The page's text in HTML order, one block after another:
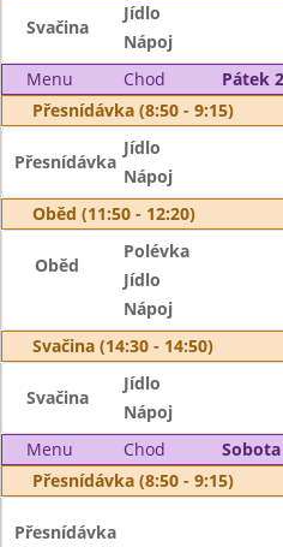
Svačina
Jídlo
Nápoj
Menu
Chod
Pátek
Přesnídávka (8:50 - 9:15)
Přesnídávka
Jídlo
Nápoj
Oběd (11:50 - 12:20)
Oběd
Polévka
Jídlo
Nápoj
Svačina (14:30 - 14:50)
Svačina
Jídlo
Nápoj
Menu
Chod
Sobota
Přesnídávka (8:50 - 9:15)
Přesnídávka